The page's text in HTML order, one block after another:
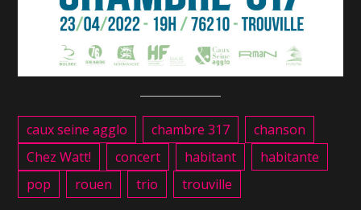
caux seine agglo chambre 317
chanson
Chez Watt!
concert habitant
habitante
pop
rouen trio trouville